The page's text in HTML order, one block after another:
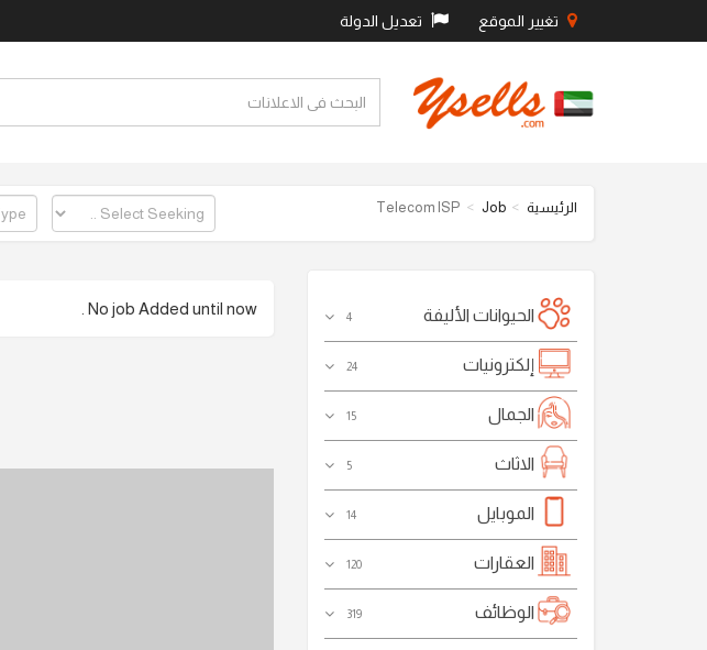
تغيير الموقع تعديل الدولة
الرئيسية Job
Telecom ISP
الحيوانات الأليفة 4
إلكترونيات 24
الجمال 15
الاثاث 5
الموبايل 14
العقارات 120
الوظائف 319
No job Added until now .